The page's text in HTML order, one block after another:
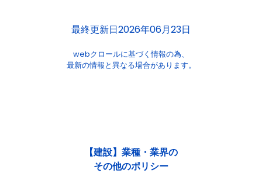
最終更新日2026年06月23日
webクロールに基づく情報の為、
最新の情報と異なる場合があります。
【建設】業種・業界の
その他のポリシー